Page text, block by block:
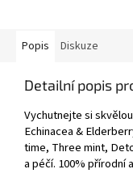
Popis Diskuze
Detailní popis
Vychutnejte si
Echinacea &
time, Three mint,
a péčí. 100% přírodní